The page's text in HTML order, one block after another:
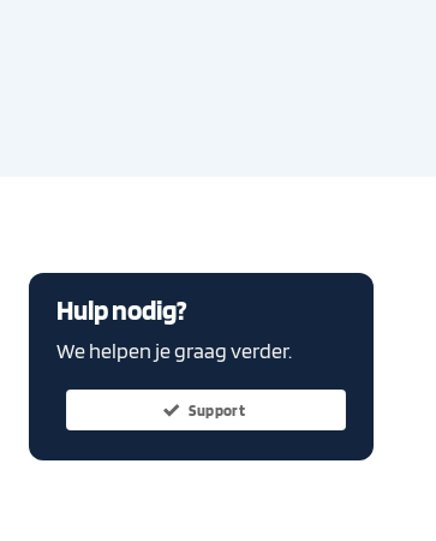
Hulp nodig?
We helpen je graag verder.
Support